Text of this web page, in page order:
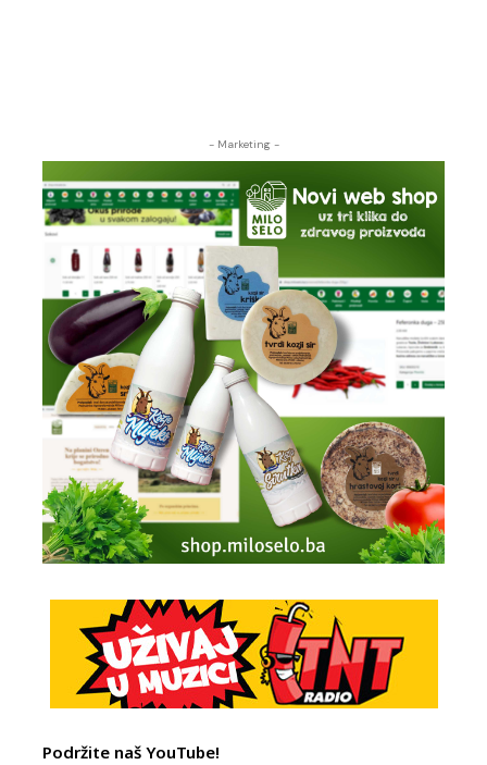
- Marketing -
Podržite naš YouTube!